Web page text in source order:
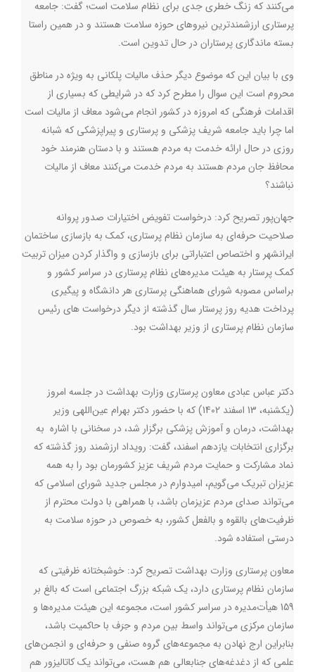
می‌کنند که زنگ خطری جدی برای نظام سلامت است؛ گفت: جامعه
پرستاری ارزشمندترین نیروهای حوزه سلامت هستند و در همین راستا
بسته ماندگاری پرستاران در حال تدوین است.
وی با بیان این که موضوع دیگر حذف مالیات پلکانی به ویژه در مناطق
محروم است این سوال را مطرح کرد که در شرایطی که بسیاری از
اقدامات فرهنگی که امروزه در کشور انجام می‌شود معاف از مالیات است
اما چرا باید جامعه شریف پزشکی و پرستاری و پیراپزشکی که شبانه
روزی در حال ارائه خدمت به مردم هستند و با دستان هنرمند خود
محافظ جان مردم هستند به مردم خدمت می‌کنند معاف از مالیات
نباشند؟
جهان‌پور تصریح کرد: درخواست‌ تفویض اختیارات صدور پروانه
صلاحیت حرفه‌ای به سازمان نظام پرستاری، کمک به بازسازی ساختمان
ایرانشهر و اختصاص اعتباراتی برای بازسازی و واگذار کردن میزان تربیت
کمک پرستار به هیئت مدیره‌های نظام پرستاری در سراسر کشور و
براساس مصوبه شورای هماهنگی پرستاری هر دانشگاه و پیگیری
پرداخت هدیه روز پرستار سال گذشته از دیگر درخواست های رئیس
سازمان نظام پرستاری از وزیر بهداشت بود.
دکتر عباس عبادی معاون پرستاری وزارت بهداشت در جلسه امروز
(یکشنبه، 13 اسفند 1402) که با حضور دکتر بهرام عین‌‌اللهی وزیر
بهداشت، درمان و آموزش پزشکی برگزار شد، در سخنانی با اشاره به
برگزاری انتخابات یازدهم اسفند، گفت: رویداد ارزشمند روز گذشته که
نماد مشارکت و حمایت مردم شریف عزیز کشورمان بود را به همه
عزیزان تبریک می‌گویم، امیدوارم در مجلس جدید شورای اسلامی که
می‌تواند صدای مردم عزیزمان باشد، با همراهی با دولت محترم از
ظرفیت‌های بالقوه و بالفعل کشور، به خصوص در حوزه سلامت به
درستی استفاده شود.
معاون پرستاری وزارت بهداشت تصریح کرد: خوشبختانه ظرفیتی که
سازمان نظام پرستاری دارد، یک شبکه بزرگ اجتماعی است که بالغ بر
159 هیأت‌مدیره در سراسر کشور است، مجموعه این هیئت مدیره‌ها و
سازمان مرکزی می‌تواند واسط بین مردم و حِرَف با حاکمیت باشد،
بنابراین ارج نهادن به مجموعه‌های گروه صنفی و حرفه‌ای و انجمن‌های
علمی که از دغدغه‌های جنابعالی هم هست، می‌تواند یک کاتالیزور هم